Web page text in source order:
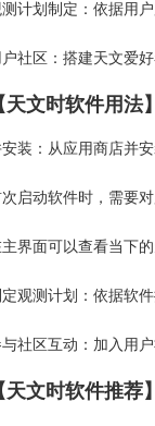
计划制定：依据用
户社区：搭建天文爱
天文时软件用法】
装：从应用商店并
启动软件时，需要
界面可以查看当下
观测计划：依据软
社区互动：加入用
天文时软件推荐】